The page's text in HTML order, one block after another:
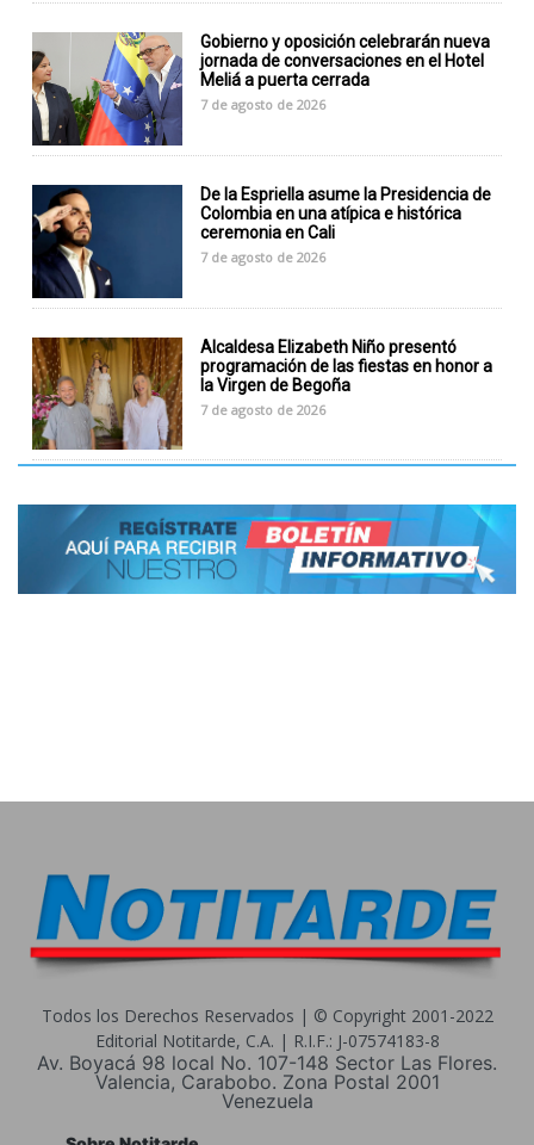
Gobierno y oposición celebrarán nueva
jornada de conversaciones en el Hotel
Meliá a puerta cerrada
7 de agosto de 2026
De la Espriella asume la Presidencia de
Colombia en una atípica e histórica
ceremonia en Cali
7 de agosto de 2026
Alcaldesa Elizabeth Niño presentó
programación de las fiestas en honor a
la Virgen de Begoña
7 de agosto de 2026
Todos los Derechos Reservados | © Copyright 2001-2022
Editorial Notitarde, C.A. | R.I.F.: J-07574183-8
Av. Boyacá 98 local No. 107-148 Sector Las Flores.
Valencia, Carabobo. Zona Postal 2001
Venezuela